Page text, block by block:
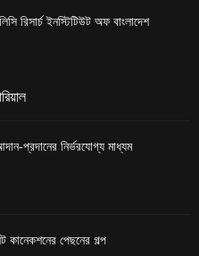
রিসার্চ ইনস্টিটিউট অফ বাংলাদেশ
প্রদানের নির্ভরযোগ্য মাধ্যম
কানেকশনের পেছনের গল্প